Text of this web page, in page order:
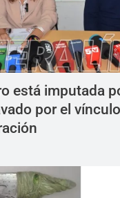
está imputada
por el